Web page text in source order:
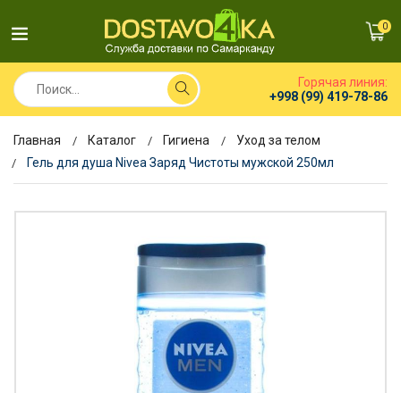
0
Горячая линия:
+998 (99) 419-78-86
Главная Каталог Гигиена
Уход за телом
Гель для душа Nivea Заряд Чистоты мужской 250мл